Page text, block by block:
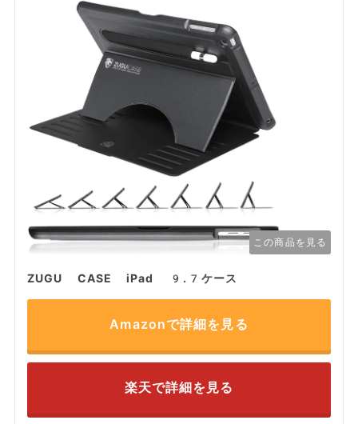
この商品を見る
ZUGU CASE iPad 9.7ケース
Amazonで詳細を見る
楽天で詳細を見る